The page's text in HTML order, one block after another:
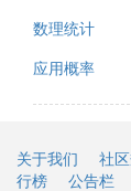
数理统计
应用概率
关于我们 社
行榜
公告栏